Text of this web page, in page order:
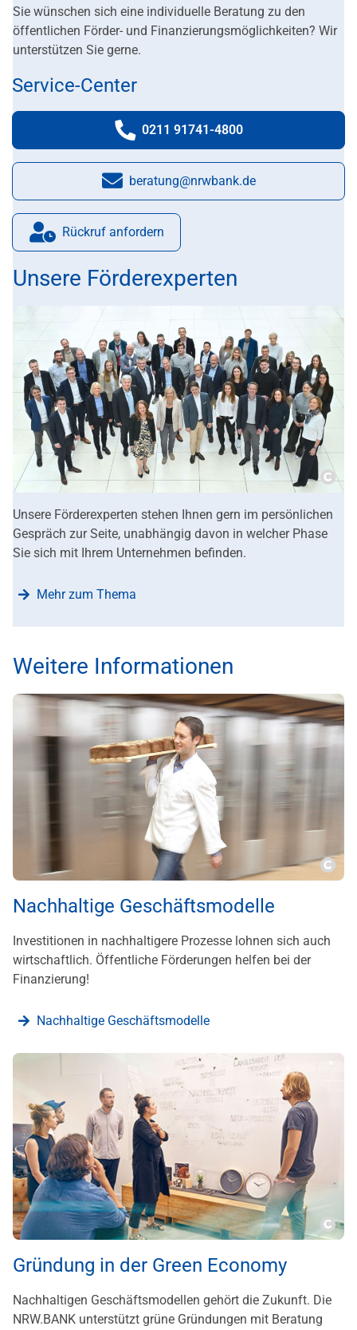
Sie wünschen sich eine individuelle Beratung zu den
öffentlichen Förder- und Finanzierungsmöglichkeiten? Wir
unterstützen Sie gerne.
Service-Center
Telefonnummer:
0211 91741-4800
E-Mail:
beratung@nrwbank.de
Rückruf anfordern
Unsere Förderexperten
Unsere Förderexperten stehen Ihnen gern im persönlichen
Gespräch zur Seite, unabhängig davon in welcher Phase
Sie sich mit Ihrem Unternehmen befinden.
Mehr zum Thema
Weitere Informationen
Nachhaltige Geschäftsmodelle
Investitionen in nachhaltigere Prozesse lohnen sich auch
wirtschaftlich. Öffentliche Förderungen helfen bei der
Finanzierung!
Nachhaltige Geschäftsmodelle
Gründung in der Green Economy
Nachhaltigen Geschäftsmodellen gehört die Zukunft. Die
NRW.BANK unterstützt grüne Gründungen mit Beratung